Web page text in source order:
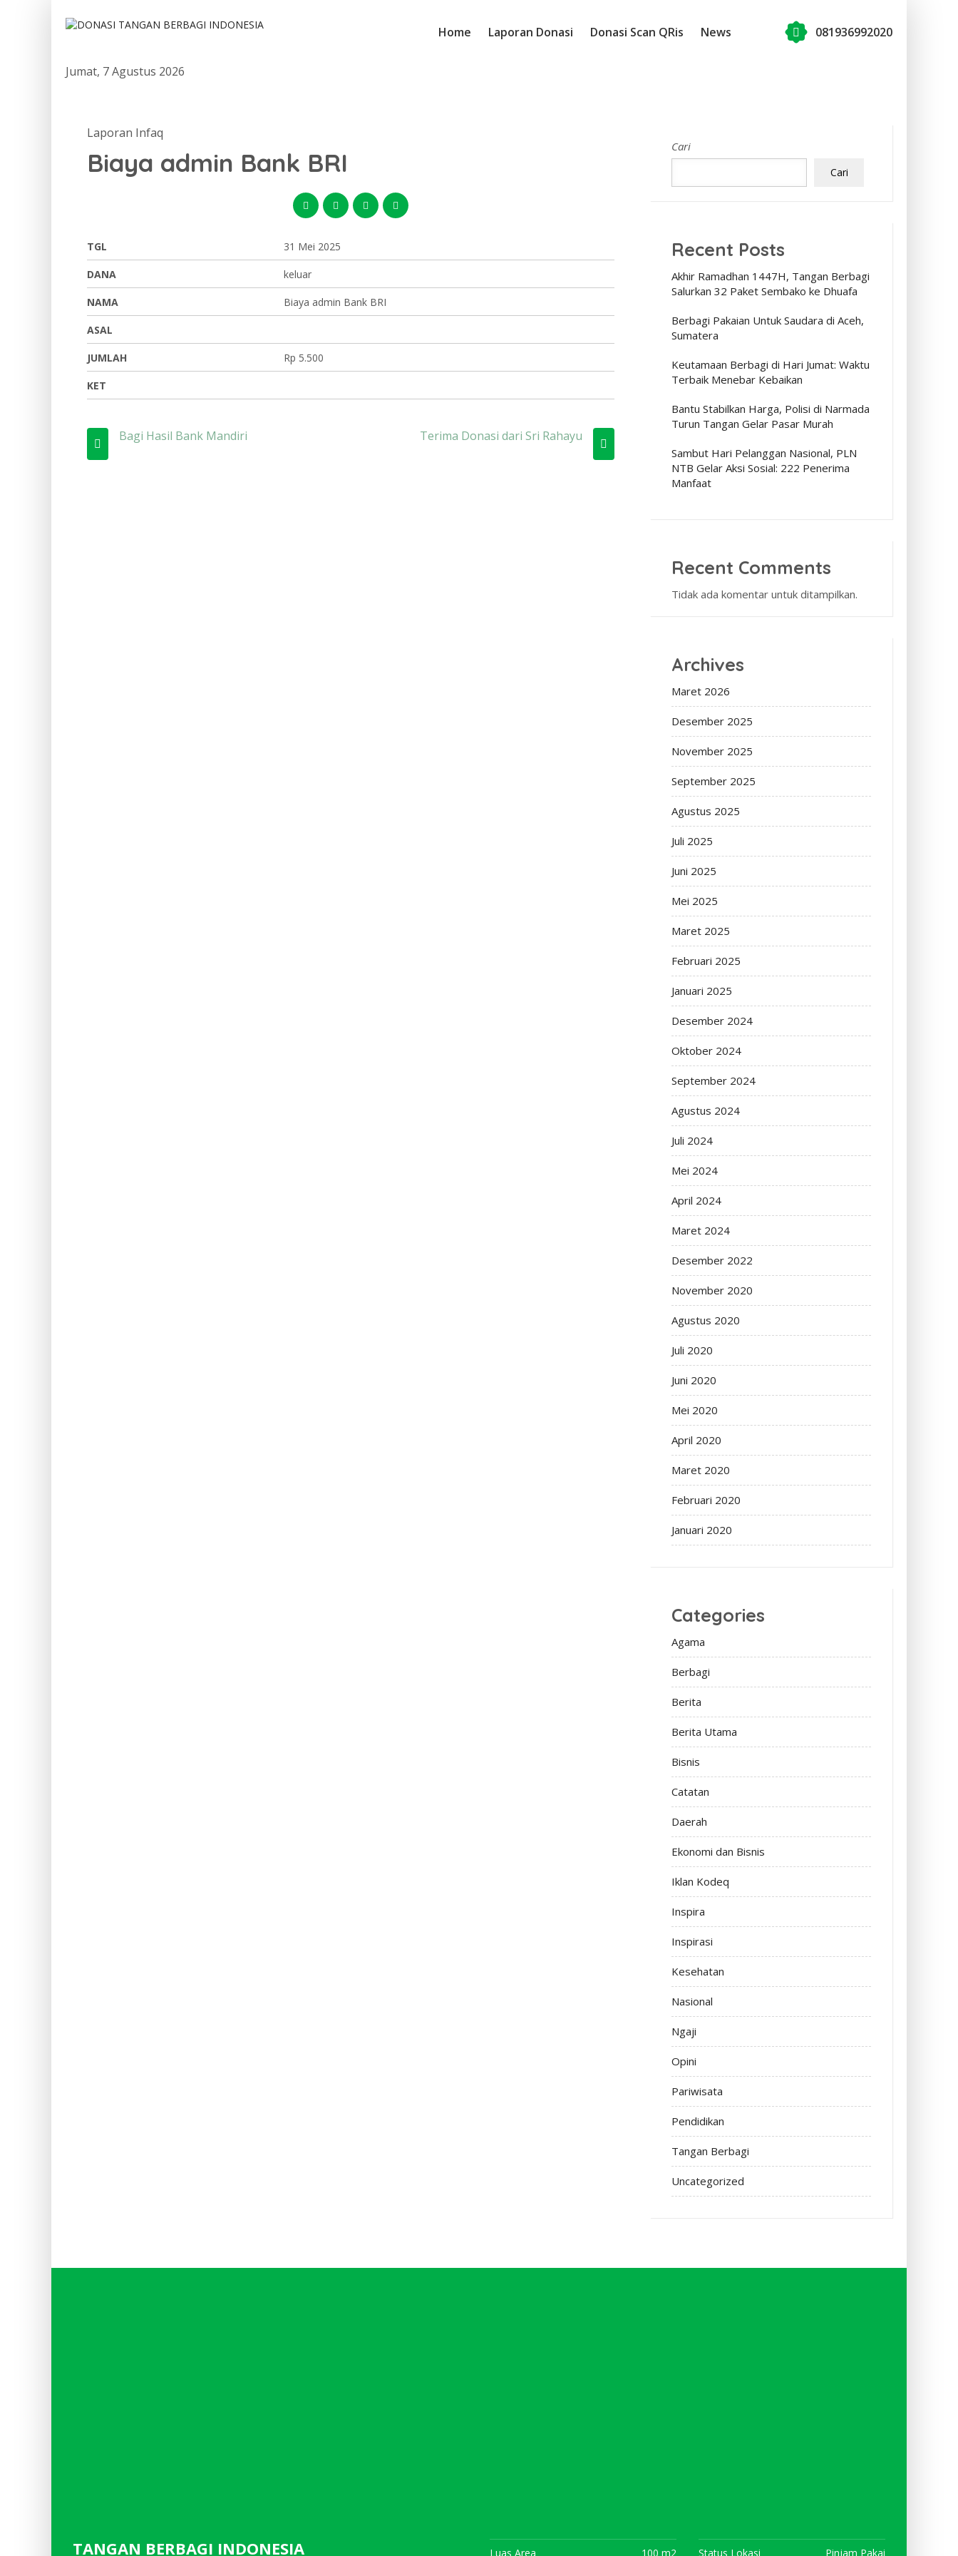
Home Laporan Donasi Donasi Scan QRis News 081936992020
Jumat, 7 Agustus 2026
Laporan Infaq
Biaya admin Bank BRI
TGL 31 Mei 2025
DANA keluar
NAMA Biaya admin Bank BRI
ASAL
JUMLAH Rp 5.500
KET
Bagi Hasil Bank Mandiri Terima Donasi dari Sri Rahayu
Cari
Cari
Recent Posts
Akhir Ramadhan 1447H, Tangan Berbagi
Salurkan 32 Paket Sembako ke Dhuafa
Berbagi Pakaian Untuk Saudara di Aceh,
Sumatera
Keutamaan Berbagi di Hari Jumat: Waktu
Terbaik Menebar Kebaikan
Bantu Stabilkan Harga, Polisi di Narmada
Turun Tangan Gelar Pasar Murah
Sambut Hari Pelanggan Nasional, PLN
NTB Gelar Aksi Sosial: 222 Penerima
Manfaat
Recent Comments
Tidak ada komentar untuk ditampilkan.
Archives
Maret 2026
Desember 2025
November 2025
September 2025
Agustus 2025
Juli 2025
Juni 2025
Mei 2025
Maret 2025
Februari 2025
Januari 2025
Desember 2024
Oktober 2024
September 2024
Agustus 2024
Juli 2024
Mei 2024
April 2024
Maret 2024
Desember 2022
November 2020
Agustus 2020
Juli 2020
Juni 2020
Mei 2020
April 2020
Maret 2020
Februari 2020
Januari 2020
Categories
Agama
Berbagi
Berita
Berita Utama
Bisnis
Catatan
Daerah
Ekonomi dan Bisnis
Iklan Kodeq
Inspira
Inspirasi
Kesehatan
Nasional
Ngaji
Opini
Pariwisata
Pendidikan
Tangan Berbagi
Uncategorized
TANGAN BERBAGI INDONESIA Luas Area 100 m2 Status Lokasi Pinjam Pakai